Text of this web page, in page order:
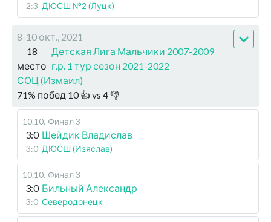
2:3 ДЮСШ №2 (Луцк)
8-10 окт., 2021
18
место
Детская Лига Мальчики 2007-2009
г.р. 1 тур сезон 2021-2022
СОЦ (Измаил)
71% побед 10👍 vs 4👎
10.10. Финал 3
3:0 Шейдик Владислав
3:0 ДЮСШ (Изяслав)
10.10. Финал 3
3:0 Бильный Александр
3:0 Северодонецк